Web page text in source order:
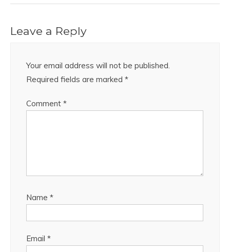
Leave a Reply
Your email address will not be published.
Required fields are marked *
Comment *
Name *
Email *